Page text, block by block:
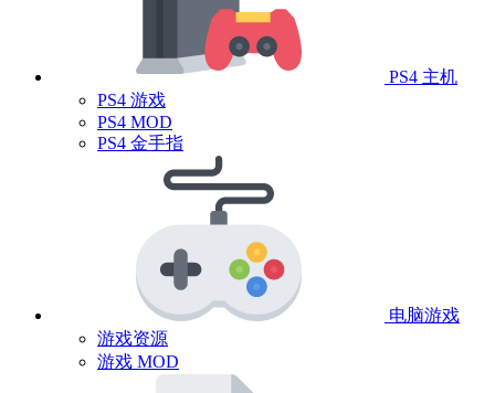
PS4 主机
PS4 游戏
PS4 MOD
PS4 金手指
电脑游戏
游戏资源
游戏 MOD